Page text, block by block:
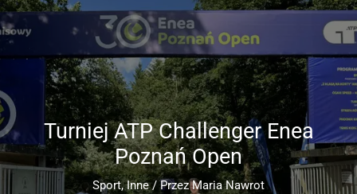
Turniej ATP Challenger Enea
Poznań Open
Sport,Inne/ PrzezMaria Nawrot